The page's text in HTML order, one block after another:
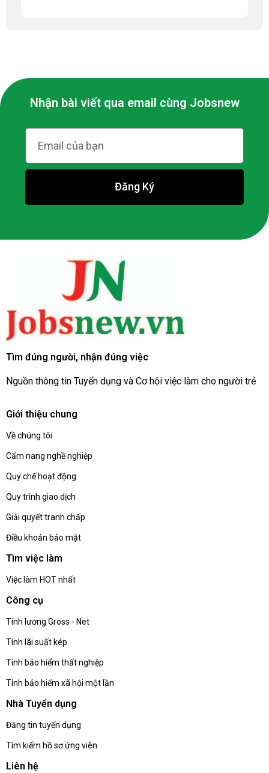
Nhận bài viết qua email cùng Jobsnew
Đăng Ký
Tìm đúng người, nhận đúng việc
Nguồn thông tin Tuyển dụng và Cơ hội việc làm cho người trẻ
Giới thiệu chung
Về chúng tôi
Cẩm nang nghề nghiệp
Quy chế hoạt động
Quy trình giao dịch
Giải quyết tranh chấp
Điều khoản bảo mật
Tìm việc làm
Việc làm HOT nhất
Công cụ
Tính lương Gross - Net
Tính lãi suất kép
Tính bảo hiểm thất nghiệp
Tính bảo hiểm xã hội một lần
Nhà Tuyển dụng
Đăng tin tuyển dụng
Tìm kiếm hồ sơ ứng viên
Liên hệ